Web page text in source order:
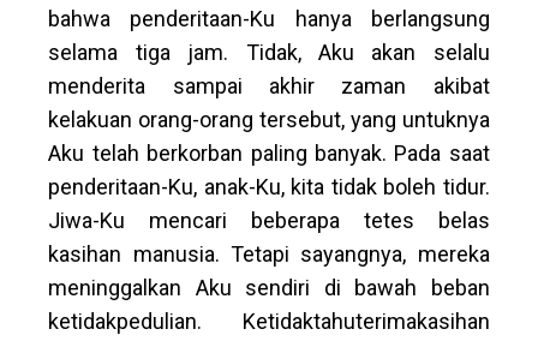
bahwa penderitaan-Ku hanya berlangsung
selama tiga jam. Tidak, Aku akan selalu
menderita sampai akhir zaman akibat
kelakuan orang-orang tersebut, yang untuknya
Aku telah berkorban paling banyak. Pada saat
penderitaan-Ku, anak-Ku, kita tidak boleh tidur.
Jiwa-Ku mencari beberapa tetes belas
kasihan manusia. Tetapi sayangnya, mereka
meninggalkan Aku sendiri di bawah beban
ketidakpedulian. Ketidaktahuterimakasihan